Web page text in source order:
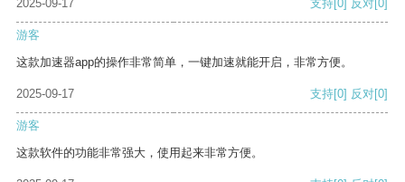
2025-09-17
支持[0] 反对[0]
游客
这款加速器app的操作非常简单，一键加速就能开启，非常方便。
2025-09-17 支持[0] 反对[0]
游客
这款软件的功能非常强大，使用起来非常方便。